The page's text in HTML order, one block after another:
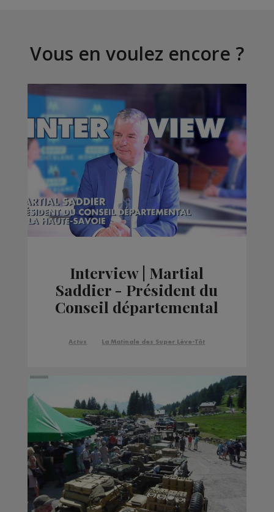
Vous en voulez encore ?
Interview | Martial
Saddier - Président du
Conseil départemental
Actus La Matinale des Super Lève-Tôt